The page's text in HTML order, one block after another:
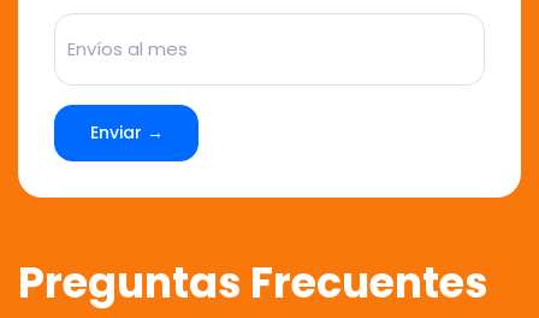
Enviar →
Preguntas Frecuentes